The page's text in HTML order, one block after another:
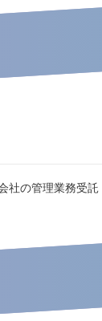
社の管理業務受託